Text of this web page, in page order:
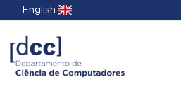
English